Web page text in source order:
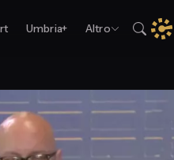
Umbria+ Altro